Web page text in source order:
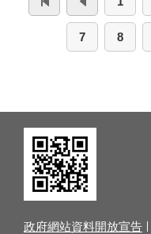
7 8
政府網站資料開放宣告